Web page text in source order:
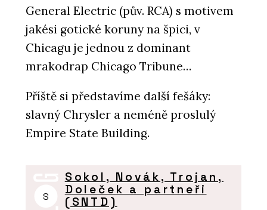
General Electric (pův. RCA) s motivem
jakési gotické koruny na špici, v
Chicagu je jednou z dominant
mrakodrap Chicago Tribune…
Příště si představíme další fešáky:
slavný Chrysler a neméně proslulý
Empire State Building.
S
Sokol, Novák, Trojan,
Doleček a partneři
(SNTD)